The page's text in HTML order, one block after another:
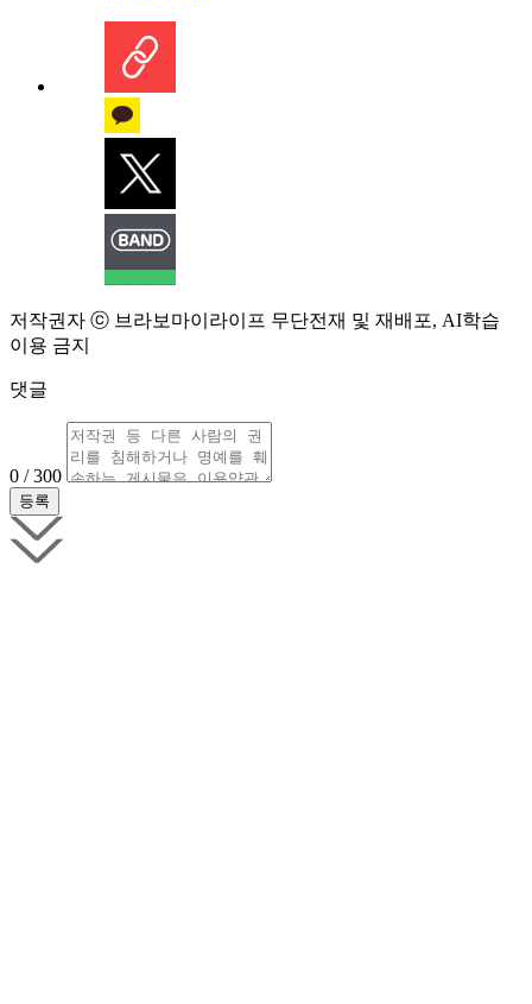
저작권자 ⓒ 브라보마이라이프 무단전재 및 재배포, AI학습
이용 금지
댓글
0 / 300